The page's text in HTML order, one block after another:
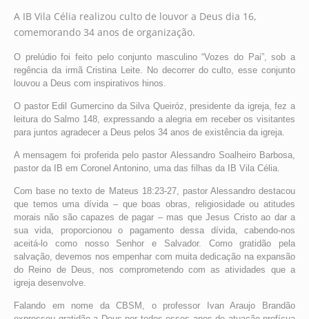
A IB Vila Célia realizou culto de louvor a Deus dia 16,
comemorando 34 anos de organização.
O prelúdio foi feito pelo conjunto masculino “Vozes do Pai”, sob a
regência da irmã Cristina Leite. No decorrer do culto, esse conjunto
louvou a Deus com inspirativos hinos.
O pastor Edil Gumercino da Silva Queiróz, presidente da igreja, fez a
leitura do Salmo 148, expressando a alegria em receber os visitantes
para juntos agradecer a Deus pelos 34 anos de existência da igreja.
A mensagem foi proferida pelo pastor Alessandro Soalheiro Barbosa,
pastor da IB em Coronel Antonino, uma das filhas da IB Vila Célia.
Com base no texto de Mateus 18:23-27, pastor Alessandro destacou
que temos uma dívida – que boas obras, religiosidade ou atitudes
morais não são capazes de pagar – mas que Jesus Cristo ao dar a
sua vida, proporcionou o pagamento dessa dívida, cabendo-nos
aceitá-lo como nosso Senhor e Salvador. Como gratidão pela
salvação, devemos nos empenhar com muita dedicação na expansão
do Reino de Deus, nos comprometendo com as atividades que a
igreja desenvolve.
Falando em nome da CBSM, o professor Ivan Araujo Brandão